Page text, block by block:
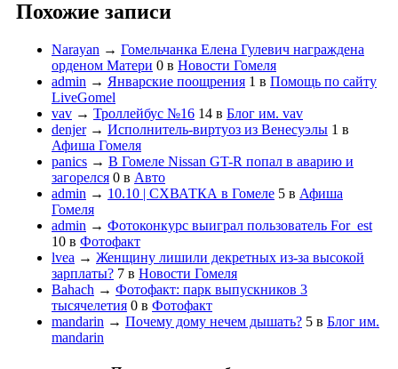
Похожие записи
Narayan → Гомельчанка Елена Гулевич награждена
орденом Матери 0 в Новости Гомеля
admin → Январские поощрения 1 в Помощь по сайту
LiveGomel
vav → Троллейбус №16 14 в Блог им. vav
denjer→ Исполнитель-виртуоз из Венесуэлы 1 в
Афиша Гомеля
panics → В Гомеле Nissan GT-R попал в аварию и
загорелся 0 в Авто
admin → 10.10 | СХВАТКА в Гомеле 5 в Афиша
Гомеля
admin → Фотоконкурс выиграл пользователь For_est
10 в Фотофакт
lvea → Женщину лишили декретных из-за высокой
зарплаты? 7 в Новости Гомеля
Bahach → Фотофакт: парк выпускников 3
тысячелетия 0 в Фотофакт
mandarin → Почему дому нечем дышать? 5 в Блог им.
mandarin